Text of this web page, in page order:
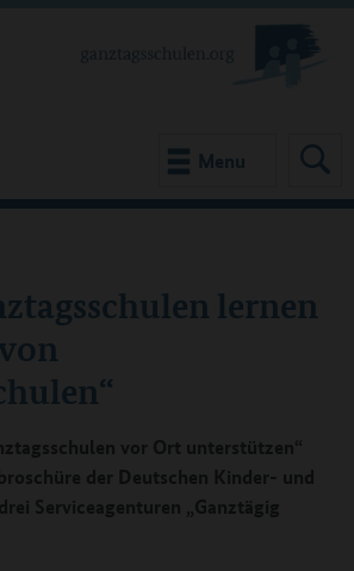
Menu
lernen
vor Ort unterstützen“
der Deutschen Kinder- und
Serviceagenturen „Ganztägig